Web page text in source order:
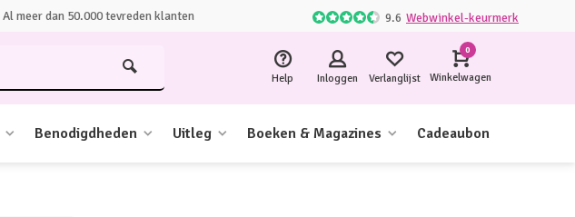
Al meer dan 50.000 tevreden klanten 9.6 Webwinkel-keurmerk
Help Inloggen Verlanglijst
0
Winkelwagen
Benodigdheden Uitleg Boeken & Magazines Cadeaubon